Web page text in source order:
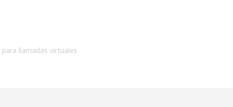
llamadas virtuales